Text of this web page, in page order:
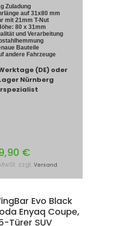
Zuladung
auf 31x80 mm
mit 21mm T-Nut
80 x 31mm
und Verarbeitung
Bauteile
andere Fahrzeuge
(DE) oder
Nürnberg
€
zzgl. Versand
Evo Black
Enyaq Coupe,
Türer SUV